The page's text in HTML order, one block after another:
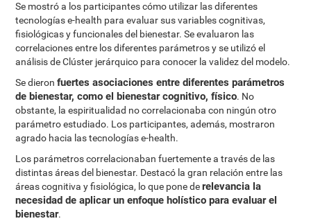
Se mostró a los participantes cómo utilizar las diferentes
tecnologías e-health para evaluar sus variables cognitivas,
fisiológicas y funcionales del bienestar. Se evaluaron las
correlaciones entre los diferentes parámetros y se utilizó el
análisis de Clúster jerárquico para conocer la validez del modelo.
Se dieronfuertes asociaciones entre diferentes parámetros
de bienestar, como el bienestar cognitivo, físico. No
obstante, la espiritualidad no correlacionaba con ningún otro
parámetro estudiado. Los participantes, además, mostraron
agrado hacia las tecnologías e-health.
Los parámetros correlacionaban fuertemente a través de las
distintas áreas del bienestar. Destacó la gran relación entre las
áreas cognitiva y fisiológica, lo que pone derelevancia la
necesidad de aplicar un enfoque holístico para evaluar el
bienestar.